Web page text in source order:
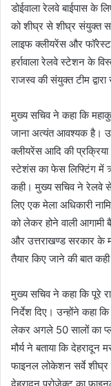
डोईवाला रेलवे बाईपास के
को शीघ्र से शीघ्र संयुक्त
लाइफ क्लीयरेंस और
हर्रावाला रेलवे स्टेशन के
राजस्व की संयुक्त टीम
मुख्य सचिव ने कहा कि
जाना अत्यंत आवश्यक है।
क्लीयरेंस आदि की
स्टेशंस का फेस लिफ्टिंग में
कही। मुख्य सचिव ने रेलवे
लिए एक मेला अधिकारी
को लेकर होने वाली आगामी
और उत्तराखण्ड सरकार के
तैयार किए जाने की बात
मुख्य सचिव ने कहा कि पूरे
निर्देश दिए। उन्होंने कहा
लेकर अगले 50 सालों का
मौर्य ने बताया कि देहरादून
फाइनल लोकेशन सर्वे शीघ्र